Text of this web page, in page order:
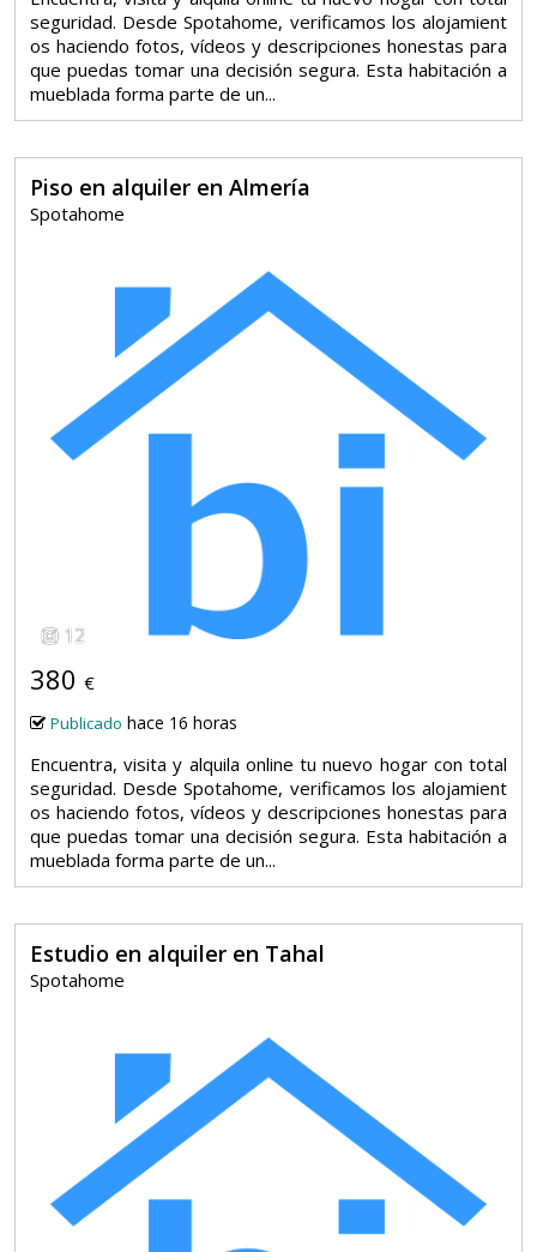
seguridad. Desde Spotahome, verificamos los alojamient
os haciendo fotos, vídeos y descripciones honestas para
que puedas tomar una decisión segura. Esta habitación a
mueblada forma parte de un...
Piso en alquiler en Almería
Spotahome
12
380 €
Publicado hace 16 horas
Encuentra, visita y alquila online tu nuevo hogar con total
seguridad. Desde Spotahome, verificamos los alojamient
os haciendo fotos, vídeos y descripciones honestas para
que puedas tomar una decisión segura. Esta habitación a
mueblada forma parte de un...
Estudio en alquiler en Tahal
Spotahome